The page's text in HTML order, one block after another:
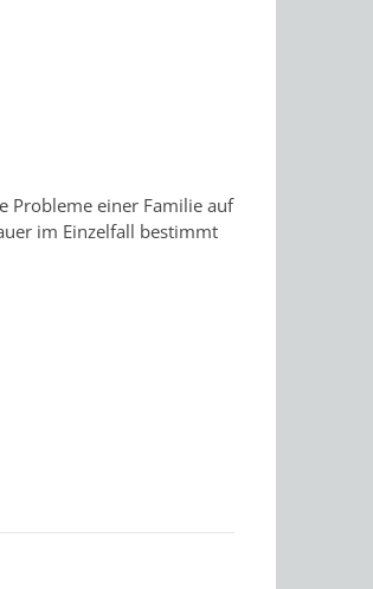
Probleme einer Familie auf
im Einzelfall bestimmt